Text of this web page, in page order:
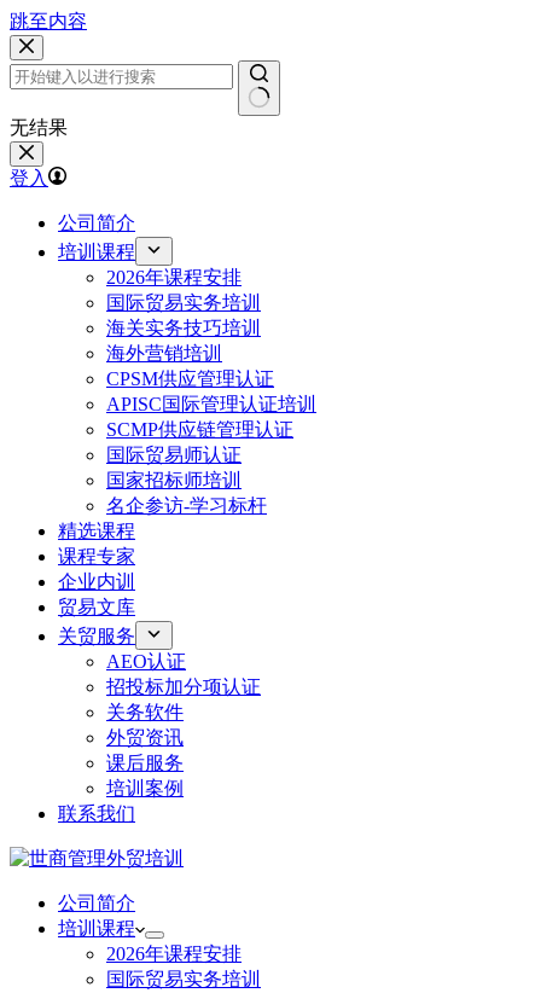
跳至内容
无结果
登入
公司简介
培训课程
2026年课程安排
国际贸易实务培训
海关实务技巧培训
海外营销培训
CPSM供应管理认证
APISC国际管理认证培训
SCMP供应链管理认证
国际贸易师认证
国家招标师培训
名企参访-学习标杆
精选课程
课程专家
企业内训
贸易文库
关贸服务
AEO认证
招投标加分项认证
关务软件
外贸资讯
课后服务
培训案例
联系我们
公司简介
培训课程
2026年课程安排
国际贸易实务培训